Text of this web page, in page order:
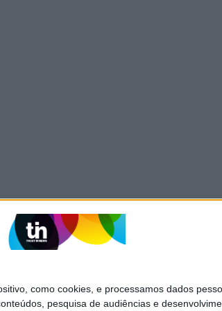
como cookies, e processamos dados
pesquisa de audiências e